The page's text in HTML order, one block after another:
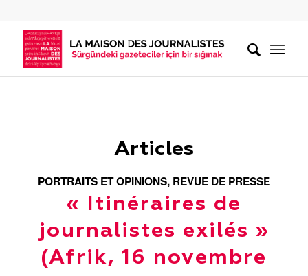
Articles
PORTRAITS ET OPINIONS, REVUE DE PRESSE
« Itinéraires de
journalistes exilés »
(Afrik, 16 novembre